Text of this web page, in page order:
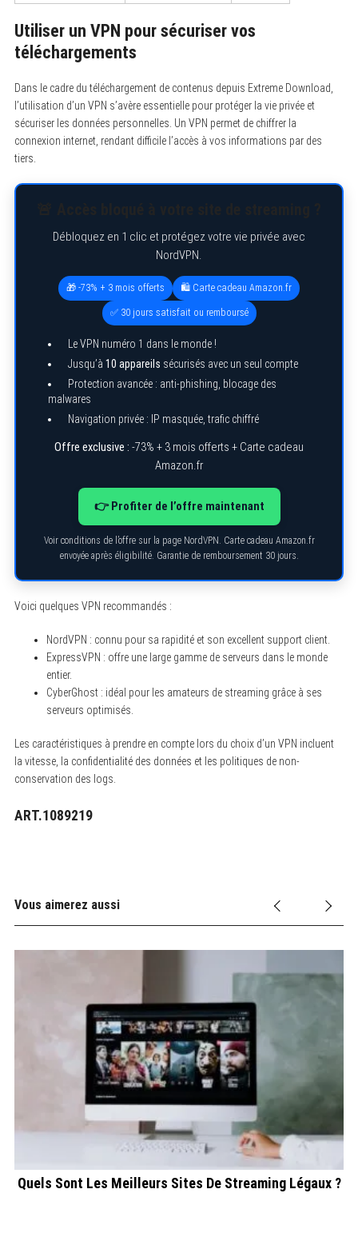
Utiliser un VPN pour sécuriser vos
téléchargements
Dans le cadre du téléchargement de contenus depuis Extreme Download,
l’utilisation d’un VPN s’avère essentielle pour protéger la vie privée et
sécuriser les données personnelles. Un VPN permet de chiffrer la
connexion internet, rendant difficile l’accès à vos informations par des
tiers.
Débloquez en 1 clic et protégez votre vie privée avec
NordVPN.
🎁 -73% + 3 mois offerts 🛍️ Carte cadeau Amazon.fr
✅ 30 jours satisfait ou remboursé
Le VPN numéro 1 dans le monde !
Jusqu’à 10 appareils sécurisés avec un seul compte
Protection avancée : anti-phishing, blocage des
malwares
Navigation privée : IP masquée, trafic chiffré
Offre exclusive : -73% + 3 mois offerts + Carte cadeau
Amazon.fr
👉 Profiter de l’offre maintenant
Voir conditions de l’offre sur la page NordVPN. Carte cadeau Amazon.fr
envoyée après éligibilité. Garantie de remboursement 30 jours.
Voici quelques VPN recommandés :
NordVPN : connu pour sa rapidité et son excellent support client.
ExpressVPN : offre une large gamme de serveurs dans le monde
entier.
CyberGhost : idéal pour les amateurs de streaming grâce à ses
serveurs optimisés.
Les caractéristiques à prendre en compte lors du choix d’un VPN incluent
la vitesse, la confidentialité des données et les politiques de non-
conservation des logs.
ART.1089219
Vous aimerez aussi
Quels Sont Les Meilleurs Sites De Streaming Légaux ?